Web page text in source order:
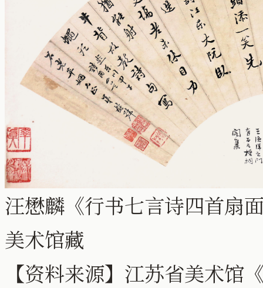
汪懋麟《行书七言诗四首扇
美术馆藏
【资料来源】江苏省美术馆